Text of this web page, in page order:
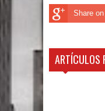
Share
ARTÍCULOS